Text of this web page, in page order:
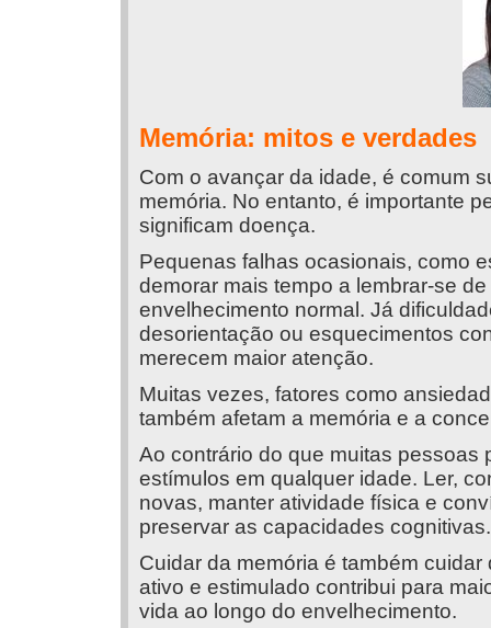
Memória: mitos e verdades
Com o avançar da idade, é comum
memória. No entanto, é importante
significam doença.
Pequenas falhas ocasionais, como
demorar mais tempo a lembrar-se
envelhecimento normal. Já
desorientação ou esquecimentos
merecem maior atenção.
Muitas vezes, fatores como
também afetam a memória e a
Ao contrário do que muitas pessoas
estímulos em qualquer idade. Ler,
novas, manter atividade física e
preservar as capacidades cognitivas.
Cuidar da memória é também
ativo e estimulado contribui para
vida ao longo do envelhecimento.